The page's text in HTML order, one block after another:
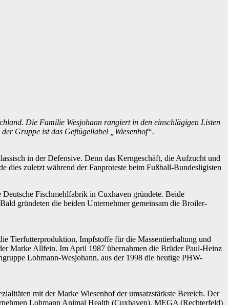
Die Familie Wesjohann rangiert in den einschlägigen Listen
Gruppe ist das Geflügellabel „Wiesenhof“.
in der Defensive. Denn das Kerngeschäft, die Aufzucht und
dies zuletzt während der Fanproteste beim Fußball-Bundesligisten
Fischmehlfabrik in Cuxhaven gründete. Beide
gründeten die beiden Unternehmer gemeinsam die Broiler-
Tierfutterproduktion, Impfstoffe für die Massentierhaltung und
Marke Allfein. Im April 1987 übernahmen die Brüder Paul-Heinz
Lohmann-Wesjohann, aus der 1998 die heutige PHW-
mit der Marke Wiesenhof der umsatzstärkste Bereich. Der
Lohmann Animal Health (Cuxhaven), MEGA (Rechterfeld)